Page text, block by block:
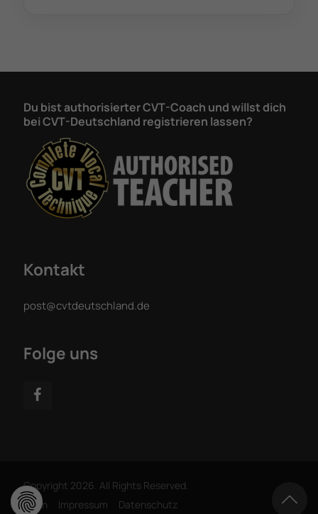
Du bist authorisierter CVT-Coach und willst dich
bei CVT-Deutschland registrieren lassen?
Kontakt
post@cvtdeutschland.de
Folge uns
Copyright 2026. All Rights Reserved.
Login
Impressum Datenschutz